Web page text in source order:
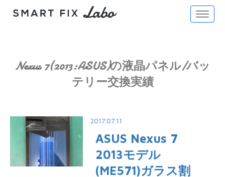
Toggle
Nexus 7(2013:ASUS)の液晶パネル/バッ
テリー交換実績
2017.07.11
ASUS Nexus 7
2013モデル
(ME571)ガラス割